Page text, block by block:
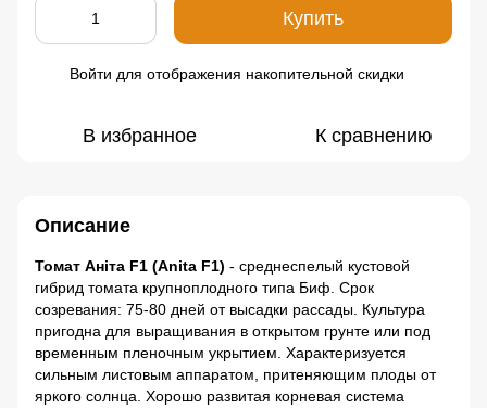
Купить
Войти для отображения накопительной скидки
В избранное К сравнению
Описание
Томат Аніта F1 (Anita F1) - среднеспелый кустовой
гибрид томата крупноплодного типа Биф. Срок
созревания: 75-80 дней от высадки рассады. Культура
пригодна для выращивания в открытом грунте или под
временным пленочным укрытием. Характеризуется
сильным листовым аппаратом, притеняющим плоды от
яркого солнца. Хорошо развитая корневая система